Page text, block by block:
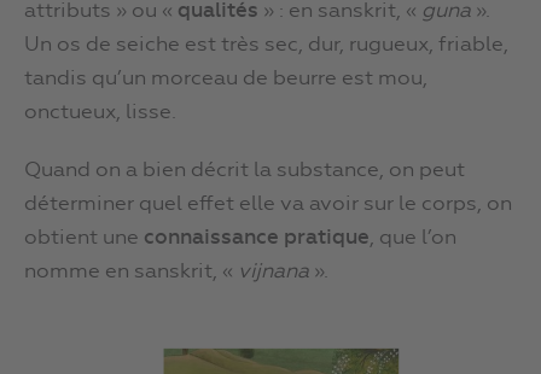
attributs » ou « qualités » : en sanskrit, « guna ».
Un os de seiche est très sec, dur, rugueux, friable,
tandis qu’un morceau de beurre est mou,
onctueux, lisse.
Quand on a bien décrit la substance, on peut
déterminer quel effet elle va avoir sur le corps, on
obtient une connaissance pratique, que l’on
nomme en sanskrit, « vijnana ».